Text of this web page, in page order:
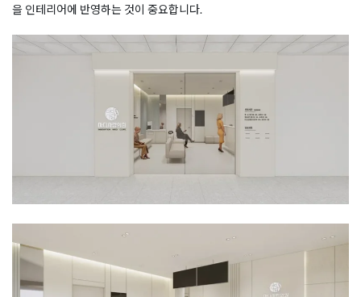
을 인테리어에 반영하는 것이 중요합니다.